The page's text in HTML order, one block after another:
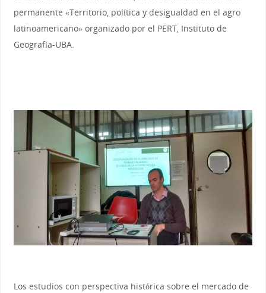
permanente «Territorio, política y desigualdad en el agro
latinoamericano» organizado por el PERT, Instituto de
Geografía-UBA.
Los estudios con perspectiva histórica sobre el mercado de